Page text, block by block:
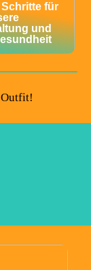
für
und